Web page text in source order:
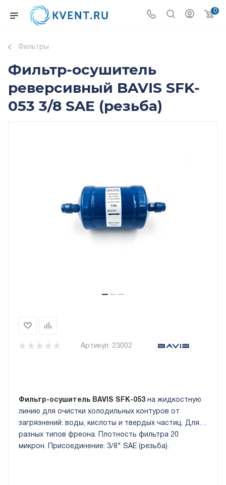
0
Фильтры
Фильтр-осушитель
реверсивный BAVIS SFK-
053 3/8 SAE (резьба)
Артикул: 23002
Фильтр-осушитель BAVIS SFK-053 на жидкостную
линию для очистки холодильных контуров от
загрязнений: воды, кислоты и твердых частиц. Для
разных типов фреона. Плотность фильтра 20
микрон. Присоединение: 3/8" SAE (резьба).